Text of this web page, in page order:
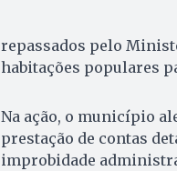
repassados pelo
habitações populares
Na ação, o município
prestação de contas
improbidade